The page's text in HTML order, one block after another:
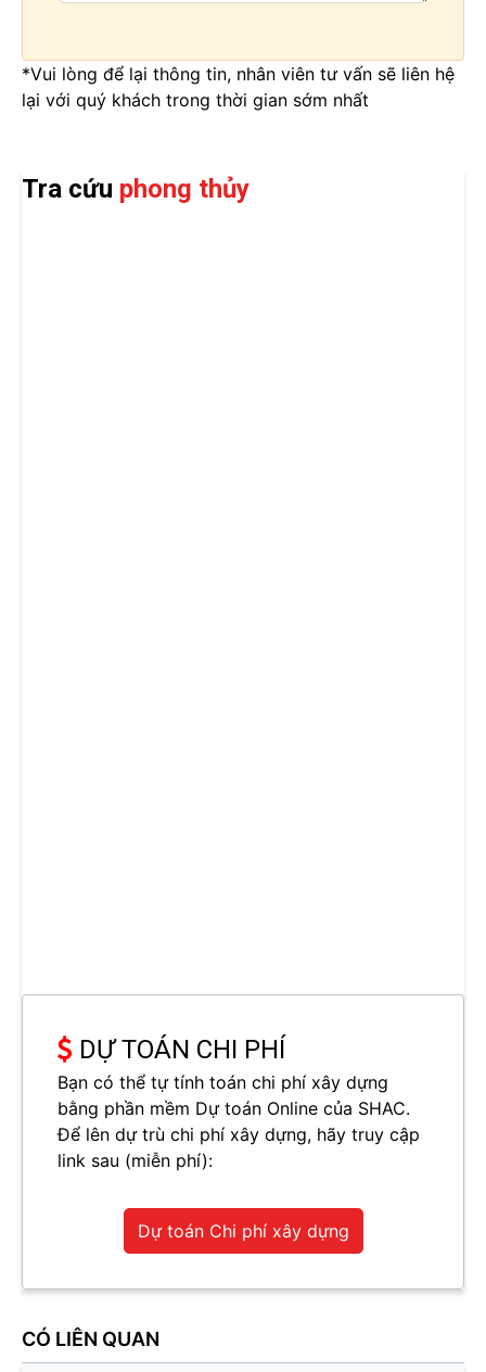
*Vui lòng để lại thông tin, nhân viên tư vấn sẽ liên hệ
lại với quý khách trong thời gian sớm nhất
Tra cứu phong thủy
DỰ TOÁN CHI PHÍ
Bạn có thể tự tính toán chi phí xây dựng
bằng phần mềm Dự toán Online của SHAC.
Để lên dự trù chi phí xây dựng, hãy truy cập
link sau (miễn phí):
Dự toán Chi phí xây dựng
CÓ LIÊN QUAN